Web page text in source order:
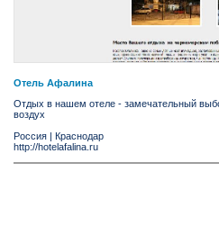
Отель Афалина
Отдых в нашем отеле - замечательный
воздух
Россия | Краснодар
http://hotelafalina.ru